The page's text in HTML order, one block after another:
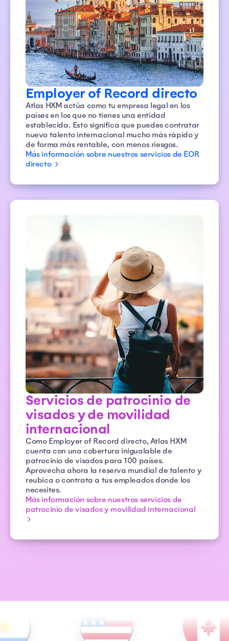
Employer of Record directo
Atlas HXM actúa como tu empresa legal en los
países en los que no tienes una entidad
establecida. Esto significa que puedes contratar
nuevo talento internacional mucho más rápido y
de forma más rentable, con menos riesgos.
Más información sobre nuestros servicios de EOR
directo
Servicios de patrocinio de
visados y de movilidad
internacional
Como Employer of Record directo, Atlas HXM
cuenta con una cobertura inigualable de
patrocinio de visados para 100 países.
Aprovecha ahora la reserva mundial de talento y
reubica o contrata a tus empleados donde los
necesites.
Más información sobre nuestros servicios de
patrocinio de visados y movilidad internacional